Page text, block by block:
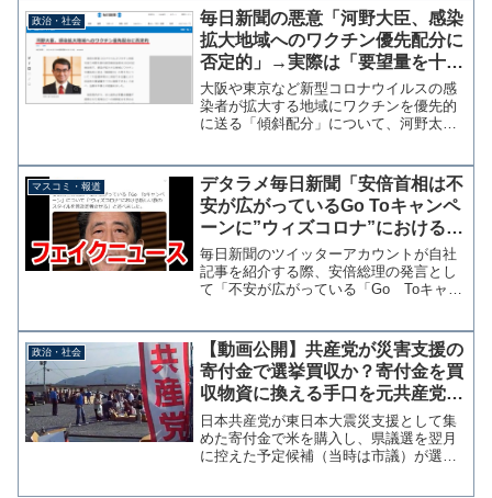
ターで釈明した。恥ずかしながら、名前
入りのタスキの使用がよく...
政治・社会
毎日新聞の悪意「河野大臣、感染
拡大地域へのワクチン優先配分に
否定的」→実際は「要望量を十分
に確保できるので優先順位不要」
大阪や東京など新型コロナウイルスの感
染者が拡大する地域にワクチンを優先的
に送る「傾斜配分」について、河野太郎
確保できる」と述べ、優先順位を付けな
くとも配布できるとの考え...
マスコミ・報道
デタラメ毎日新聞「安倍首相は不
安が広がっているGo Toキャンペ
ーンに”ウィズコロナ”における新
しい旅のスタイルと述べた」→赤
羽大臣の発言でした
毎日新聞のツイッターアカウントが自社
記事を紹介する際、安倍総理の発言とし
て「不安が広がっている「Go Toキャン
る」と述べました。」と投稿したが、実
際の総理発言に該当...
政治・社会
【動画公開】共産党が災害支援の
寄付金で選挙買収か？寄付金を買
収物資に換える手口を元共産党区
議が暴露
日本共産党が東日本大震災支援として集
めた寄付金で米を購入し、県議選を翌月
に控えた予定候補（当時は市議）が選挙